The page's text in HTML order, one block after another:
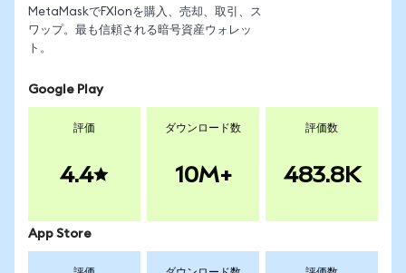
MetaMaskでFXIonを購入、売却、取引、ス
ワップ。最も信頼される暗号資産ウォレッ
ト。
Google Play
評価
4.4
ダウンロード数
10M+
評価数
483.8K
App Store